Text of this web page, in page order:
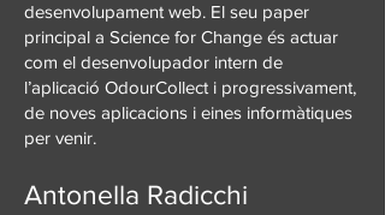
desenvolupament web. El seu paper
principal a Science for Change és actuar
com el desenvolupador intern de
l’aplicació OdourCollect i progressivament,
de noves aplicacions i eines informàtiques
per venir.
Antonella Radicchi